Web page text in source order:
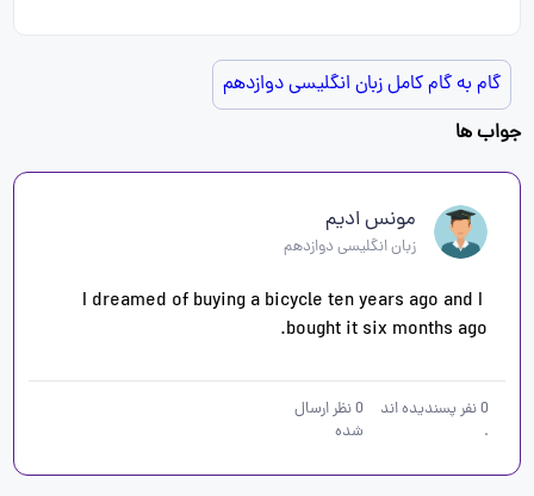
گام به گام کامل زبان انگلیسی دوازدهم
جواب ها
مونس ادیم
زبان انگلیسی دوازدهم
I dreamed of buying a bicycle ten years ago and I
bought it six months ago.
0نفر پسندیده اند
.
0نظر ارسال
شده